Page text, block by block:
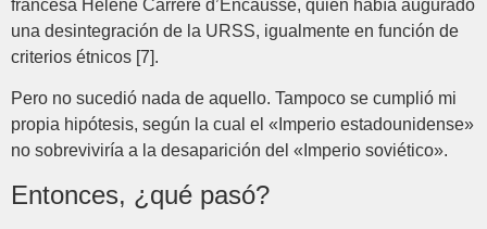
francesa Helène Carrère d’Encausse, quien había augurado
una desintegración de la URSS, igualmente en función de
criterios étnicos [7].
Pero no sucedió nada de aquello. Tampoco se cumplió mi
propia hipótesis, según la cual el «Imperio estadounidense»
no sobreviviría a la desaparición del «Imperio soviético».
Entonces, ¿qué pasó?